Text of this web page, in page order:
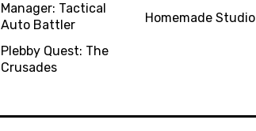
Manager: Tactical
Auto Battler
Plebby Quest: The
Crusades
Homemade Studio